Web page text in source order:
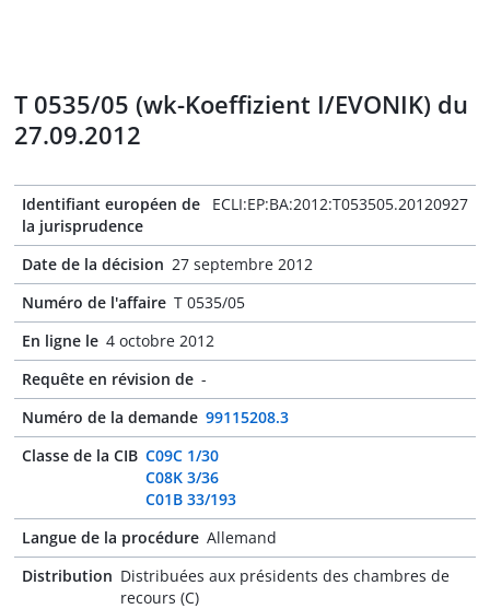
T 0535/05 (wk-Koeffizient I/EVONIK) du
27.09.2012
Identifiant européen de
la jurisprudence
ECLI:EP:BA:2012:T053505.20120927
Date de la décision 27 septembre 2012
Numéro de l'affaire T 0535/05
En ligne le 4 octobre 2012
Requête en révision de -
Numéro de la demande 99115208.3
Classe de la CIB C09C 1/30
C08K 3/36
C01B 33/193
Langue de la procédure Allemand
Distribution Distribuées aux présidents des chambres de
recours (C)